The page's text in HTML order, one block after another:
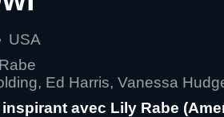
USA
Ed Harris, Vanessa
avec Lily Rabe